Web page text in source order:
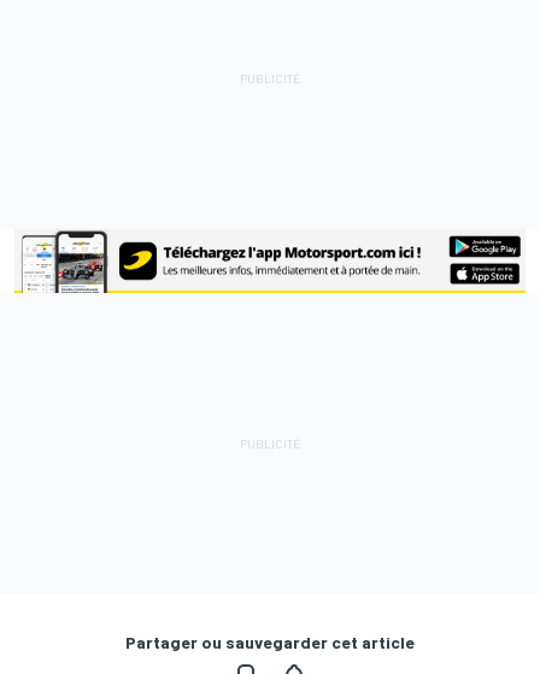
Partager ou sauvegarder cet article